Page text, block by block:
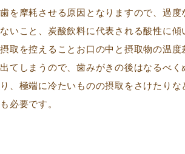
歯を摩耗させる原因となりますので、過度
ないこと、炭酸飲料に代表される酸性に傾
摂取を控えることお口の中と摂取物の温度
出てしまうので、歯みがきの後はなるべく
り、極端に冷たいものの摂取をさけたり
も必要です。